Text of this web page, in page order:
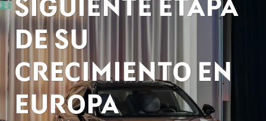
DE SU
CRECIMIENTO EN
EUROPA